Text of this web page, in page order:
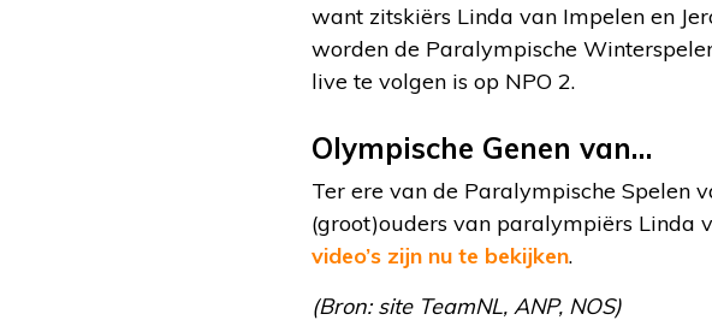
want zitskiërs Linda van Impelen en
worden de Paralympische
live te volgen is op NPO 2.
Olympische Genen van…
Ter ere van de Paralympische Spelen
(groot)ouders van paralympiërs Linda
video’s zijn nu te bekijken.
(Bron: site TeamNL, ANP, NOS)